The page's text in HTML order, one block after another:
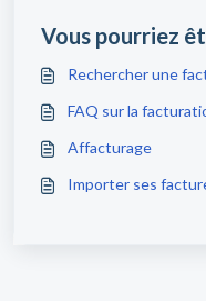
Vous pourriez
Rechercher une
FAQ sur la
Affacturage
Importer ses